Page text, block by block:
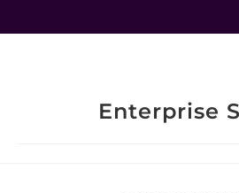
Enterprise